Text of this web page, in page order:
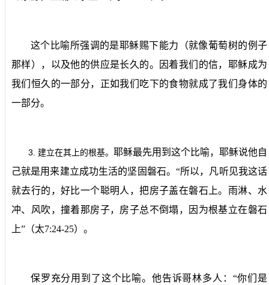
这个比喻所强调的是耶稣赐下能力（就像葡萄树的例子
那样），以及他的供应是长久的。因着我们的信，耶稣成为
我们恒久的一部分，正如我们吃下的食物就成了我们身体的
一部分。
3. 建立在其上的根基。 耶稣最先用到这个比喻，耶稣说他自
己就是用来建立成功生活的坚固磐石。“所以，凡听见我这话
就去行的，好比一个聪明人，把房子盖在磐石上。雨淋、水
冲、风吹，撞着那房子，房子总不倒塌，因为根基立在磐石
上”（太7:24-25）。
保罗充分用到了这个比喻。他告诉哥林多人：“你们是